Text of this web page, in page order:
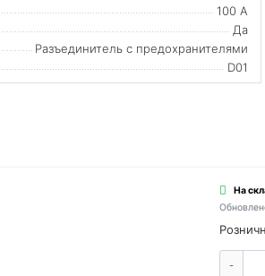
100 А
Да
Разъединитель с предохранителями
D01
На
-